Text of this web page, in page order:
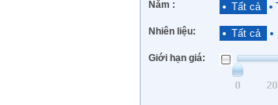
Năm : Tất cả
Nhiên liệu: Tất cả
Giới hạn giá: